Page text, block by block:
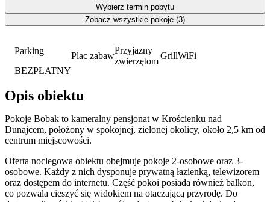
Parking
BEZPŁATNY
Plac zabaw
Przyjazny
zwierzętom
GrillWiFi
Opis obiektu
Pokoje Bobak to kameralny pensjonat w Krościenku nad
Dunajcem, położony w spokojnej, zielonej okolicy, około 2,5 km od
centrum miejscowości.
Oferta noclegowa obiektu obejmuje pokoje 2-osobowe oraz 3-
osobowe. Każdy z nich dysponuje prywatną łazienką, telewizorem
oraz dostępem do internetu. Część pokoi posiada również balkon,
co pozwala cieszyć się widokiem na otaczającą przyrodę. Do
Wybierz termin pobytu
Zobacz wszystkie pokoje (3)